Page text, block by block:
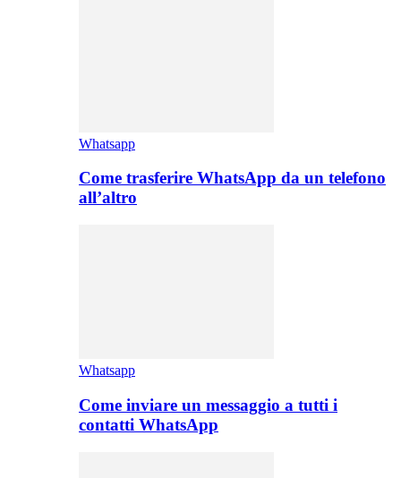
Whatsapp
Come trasferire WhatsApp da un telefono
all’altro
Whatsapp
Come inviare un messaggio a tutti i
contatti WhatsApp